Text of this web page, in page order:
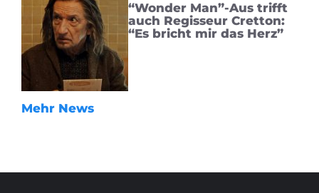
“Wonder Man”-Aus trifft
auch Regisseur Cretton:
“Es bricht mir das Herz”
Mehr News